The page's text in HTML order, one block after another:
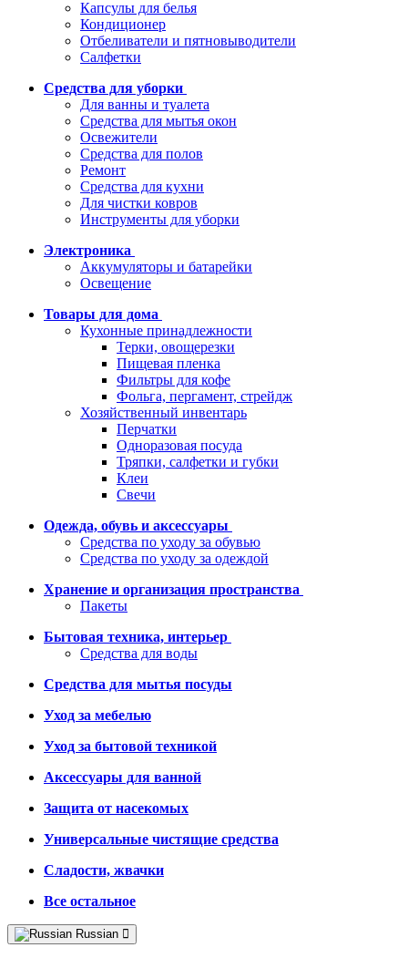
Капсулы для белья
Кондиционер
Отбеливатели и пятновыводители
Салфетки
Средства для уборки
Для ванны и туалета
Средства для мытья окон
Освежители
Средства для полов
Ремонт
Средства для кухни
Для чистки ковров
Инструменты для уборки
Электроника
Аккумуляторы и батарейки
Освещение
Товары для дома
Кухонные принадлежности
Терки, овощерезки
Пищевая пленка
Фильтры для кофе
Фольга, пергамент, стрейдж
Хозяйственный инвентарь
Перчатки
Одноразовая посуда
Тряпки, салфетки и губки
Клеи
Свечи
Одежда, обувь и аксессуары
Средства по уходу за обувью
Средства по уходу за одеждой
Хранение и организация пространства
Пакеты
Бытовая техника, интерьер
Средства для воды
Средства для мытья посуды
Уход за мебелью
Уход за бытовой техникой
Аксессуары для ванной
Защита от насекомых
Универсальные чистящие средства
Сладости, жвачки
Все остальное
Russian